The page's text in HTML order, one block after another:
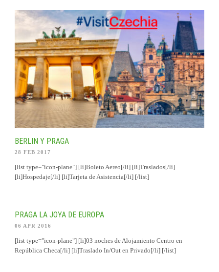
BERLIN Y PRAGA
28 FEB 2017
[list type="icon-plane"] [li]Boleto Aereo[/li] [li]Traslados[/li]
[li]Hospedaje[/li] [li]Tarjeta de Asistencia[/li] [/list]
PRAGA LA JOYA DE EUROPA
06 APR 2016
[list type="icon-plane"] [li]03 noches de Alojamiento Centro en
República Checa[/li] [li]Traslado In/Out en Privado[/li] [/list]